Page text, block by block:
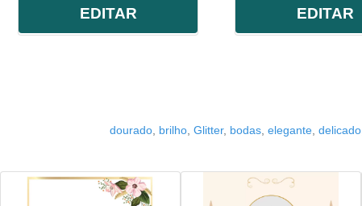
EDITAR EDITAR
dourado, brilho, Glitter, bodas, elegante, delicado,